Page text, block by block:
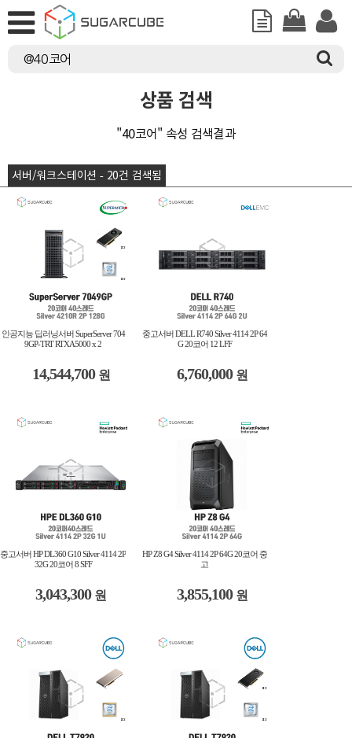
상품 검색
"40코어" 속성 검색결과
서버/워크스테이션 - 20건 검색됨
인공지능 딥러닝서버 SuperServer 704
9GP-TRT RTXA5000 x 2
14,544,700 원
중고서버 DELL R740 Silver 4114 2P 64
G 20코어 12 LFF
6,760,000 원
중고서버 HP DL360 G10 Silver 4114 2P
32G 20코어 8 SFF
3,043,300 원
HP Z8 G4 Silver 4114 2P 64G 20코어 중
고
3,855,100 원